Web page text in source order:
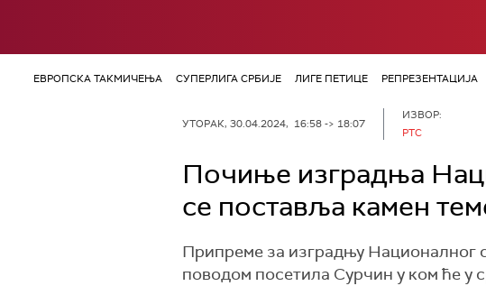
ЕВРОПСКА ТАКМИЧЕЊА СУПЕРЛИГА СРБИЈЕ ЛИГЕ ПЕТИЦЕ РЕПРЕЗЕНТАЦИЈА
УТОРАК, 30.04.2024, 16:58 -> 18:07
ИЗВОР:
РТС
Почиње изградња
се поставља камен
Припреме за изградњу Националног
поводом посетила Сурчин у ком ће у